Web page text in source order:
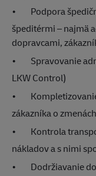
•
Podpora
špeditérmi – najmä
dopravcami,
•
Spravovanie
LKW Control)
•
zákazníka o zmenách
•
Kontrola
nákladov a s nimi
•
Dodržiavanie